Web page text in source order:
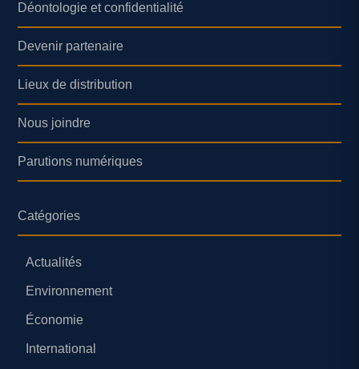
Déontologie et confidentialité
Devenir partenaire
Lieux de distribution
Nous joindre
Parutions numériques
Catégories
Actualités
Environnement
Économie
International